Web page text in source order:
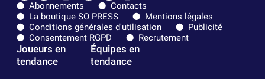
Abonnements
Contacts
La boutique SO PRESS
Mentions légales
Conditions générales d'utilisation
Publicité
Consentement RGPD
Recrutement
Joueurs en
tendance
Équipes en
tendance